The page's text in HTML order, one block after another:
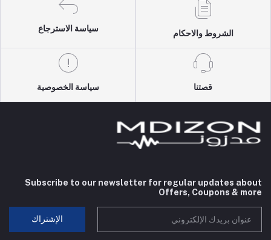
الشروط والاحكام
سياسة الاسترجاع
قصتنا سياسة الخصوصية
Subscribe to our newsletter for regular updates about
Offers, Coupons & more
الإشتراك